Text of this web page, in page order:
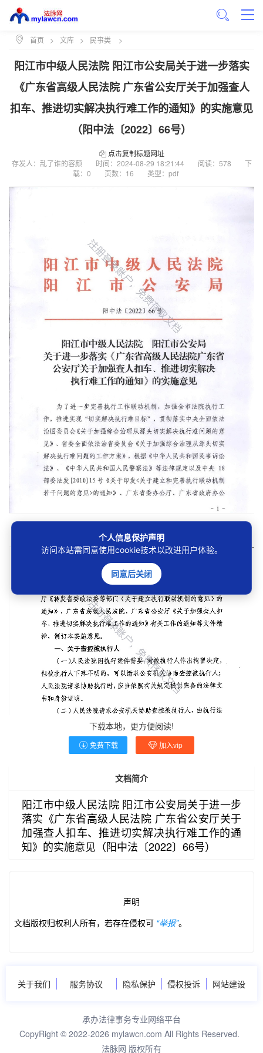
首页 > 文库 > 民事类 >
阳江市中级人民法院 阳江市公安局关于进一步落实
《广东省高级人民法院 广东省公安厅关于加强查人
扣车、推进切实解决执行难工作的通知》的实施意见
（阳中法〔2022〕66号）
点击复制标题网址
存发人：乱了谁的容颜
时间： 2024-08-29 18:21:44 阅读：578
下
载：0
页数：16 类型：pdf
第1/16页
下载本地，更方便阅读!
免费下载 加入vip
文档简介
阳江市中级人民法院 阳江市公安局关于进一步
落实《广东省高级人民法院 广东省公安厅关于
加强查人扣车、推进切实解决执行难工作的通
知》的实施意见（阳中法〔2022〕66号）
声明
文档版权归权利人所有，若存在侵权可 “举报”。
关于我们 服务协议 隐私保护 侵权投诉 网站建设
承办法律事务专业网络平台
CopyRight © 2022-2026 mylawcn.com All Rights Reserved.
个人信息保护声明
访问本站需同意使用cookie技术以改进用户体验。
同意后关闭
法脉网 版权所有